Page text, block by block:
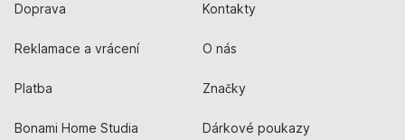
Doprava
Reklamace a vrácení
Platba
Bonami Home Studia
Kontakty
O nás
Značky
Dárkové poukazy